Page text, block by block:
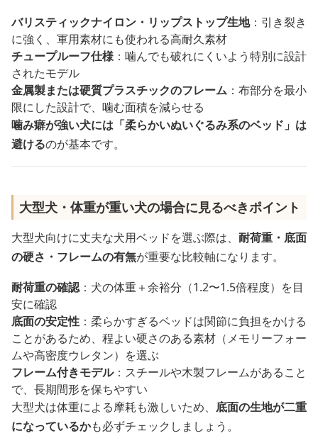
バリスティックナイロン・リップストップ生地：引き裂き
に強く、軍用素材にも使われる高耐久素材
チュープルーフ仕様：噛んでも破れにくいよう特別に設計
されたモデル
金属製または硬質プラスチックのフレーム ：布部分を最小
限にした設計で、噛む面積を減らせる
噛み癖が強い犬には「柔らかいぬいぐるみ系のベッド」は
避けるのが基本です。
大型犬・体重が重い犬の場合に見るべきポイント
大型犬向けに丈夫な犬用ベッドを選ぶ際は、 耐荷重・底面
の硬さ・フレームの有無が重要な比較軸になります。
耐荷重の確認：犬の体重＋余裕分（1.2〜1.5倍程度）を目
安に確認
底面の安定性 ：柔らかすぎるベッドは関節に負担をかける
ことがあるため、程よい硬さのある素材（メモリーフォー
ムや高密度ウレタン）を選ぶ
フレーム付きモデル：スチールや木製フレームがあること
で、長期間形を保ちやすい
大型犬は体重による摩耗も激しいため、 底面の生地が二重
になっているかも必ずチェックしましょう。